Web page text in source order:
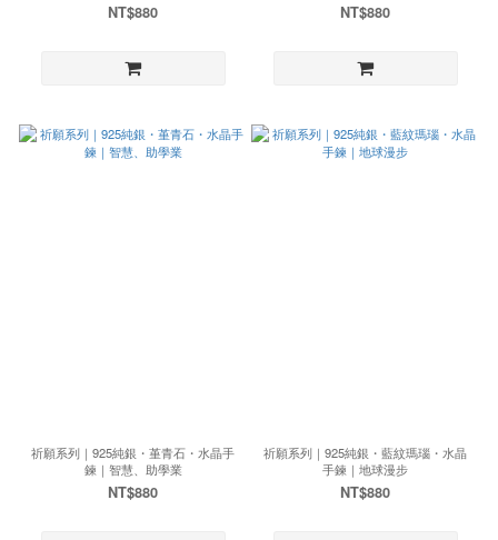
NT$880 NT$880
祈願系列｜925純銀・堇青石・水晶手
鍊｜智慧、助學業
NT$880
祈願系列｜925純銀・藍紋瑪瑙・水晶
手鍊｜地球漫步
NT$880